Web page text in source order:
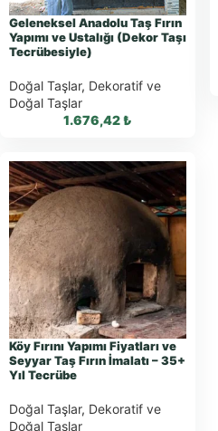
Geleneksel Anadolu Taş Fırın
Yapımı ve Ustalığı (Dekor Taşı
Tecrübesiyle)
Doğal Taşlar, Dekoratif ve
Doğal Taşlar
1.676,42₺
WhatsApp ile
Sipariş
WhatsApp Teklif
Al
Köy Fırını Yapımı Fiyatları ve
Seyyar Taş Fırın İmalatı – 35+
Yıl Tecrübe
Doğal Taşlar, Dekoratif ve
Doğal Taşlar